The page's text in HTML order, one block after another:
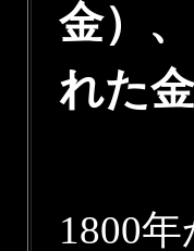
金）
れた
1800